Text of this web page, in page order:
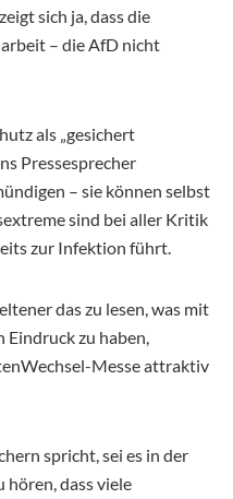
sich ja, dass die
– die AfD nicht
als „gesichert
Pressesprecher
– sie können selbst
sind bei aller Kritik
zur Infektion führt.
das zu lesen, was mit
zu haben,
Messe attraktiv
spricht, sei es in der
hören, dass viele